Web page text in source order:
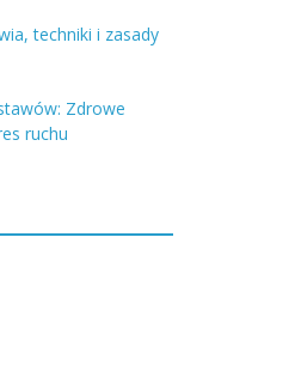
techniki i zasady
Zdrowe
ruchu